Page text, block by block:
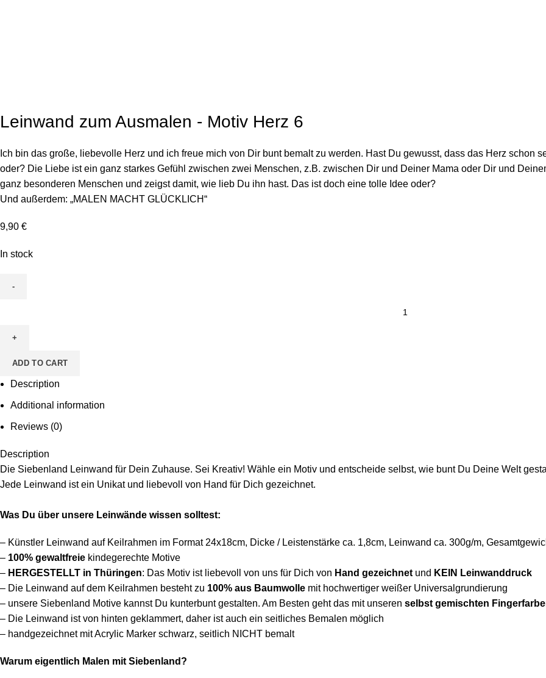
Leinwand zum Ausmalen - Motiv Herz 6
Ich bin das große, liebevolle Herz und ich freue mich von Dir bunt bemalt zu werden. Hast Du gewusst, dass das Herz schon
oder? Die Liebe ist ein ganz starkes Gefühl zwischen zwei Menschen, z.B. zwischen Dir und Deiner Mama oder Dir und
ganz besonderen Menschen und zeigst damit, wie lieb Du ihn hast. Das ist doch eine tolle Idee oder?
Und außerdem: „MALEN MACHT GLÜCKLICH“
9,90 €
In stock
Ausmalen
Motiv
Herz
ADD TO CART
Description
Additional information
Reviews (0)
Description
Die Siebenland Leinwand für Dein Zuhause. Sei Kreativ! Wähle ein Motiv und entscheide selbst, wie bunt Du Deine Welt
Jede Leinwand ist ein Unikat und liebevoll von Hand für Dich gezeichnet.
Was Du über unsere Leinwände wissen solltest:
– Künstler Leinwand auf Keilrahmen im Format 24x18cm, Dicke / Leistenstärke ca. 1,8cm, Leinwand ca. 300g/m,
– 100% gewaltfreie kindegerechte Motive
– HERGESTELLT in Thüringen: Das Motiv ist liebevoll von uns für Dich von Hand gezeichnet und KEIN Leinwanddruck
– Die Leinwand auf dem Keilrahmen bestehtzu 100% aus Baumwolle mit hochwertiger weißer Universalgrundierung
– unsere Siebenland Motive kannst Du kunterbunt gestalten. Am Besten geht das mit unseren selbst gemischten
– Die Leinwand ist von hinten geklammert, daher ist auch ein seitliches Bemalen möglich
– handgezeichnet mit Acrylic Marker schwarz, seitlich NICHT bemalt
Warum eigentlich Malen mit Siebenland?